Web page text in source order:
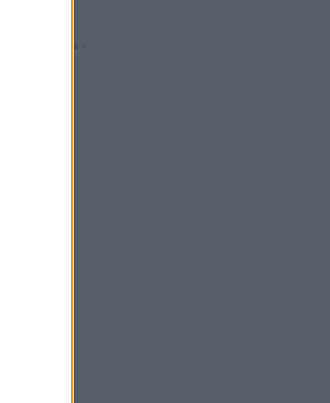
- Hirdetés -